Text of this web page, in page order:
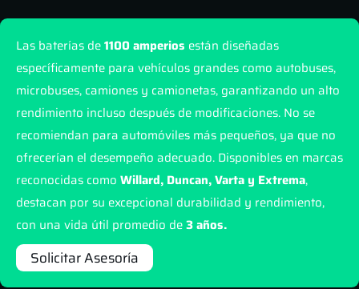
Las baterías de1100 amperios están diseñadas
específicamente para vehículos grandes como autobuses,
microbuses, camiones y camionetas, garantizando un alto
rendimiento incluso después de modificaciones. No se
recomiendan para automóviles más pequeños, ya que no
ofrecerían el desempeño adecuado. Disponibles en marcas
reconocidas como Willard, Duncan, Varta y Extrema,
destacan por su excepcional durabilidad y rendimiento,
con una vida útil promedio de3 años.
Solicitar Asesoría